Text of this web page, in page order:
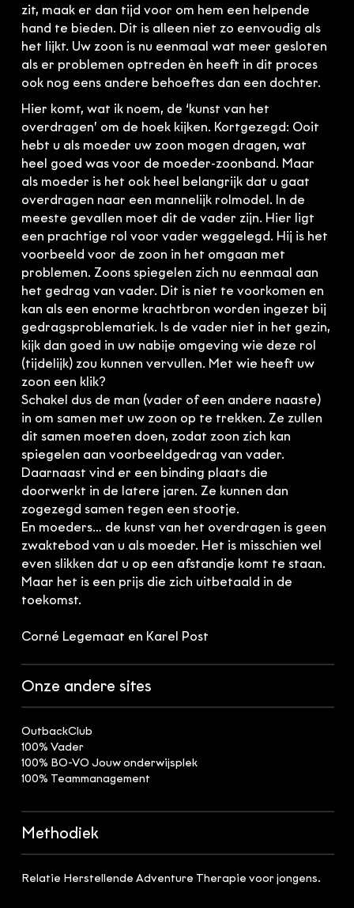
zit, maak er dan tijd voor om hem een helpende
hand te bieden. Dit is alleen niet zo eenvoudig als
het lijkt. Uw zoon is nu eenmaal wat meer gesloten
als er problemen optreden èn heeft in dit proces
ook nog eens andere behoeftes dan een dochter.
Hier komt, wat ik noem, de ‘kunst van het
overdragen’ om de hoek kijken. Kortgezegd: Ooit
hebt u als moeder uw zoon mogen dragen, wat
heel goed was voor de moeder-zoonband. Maar
als moeder is het ook heel belangrijk dat u gaat
overdragen naar een mannelijk rolmodel. In de
meeste gevallen moet dit de vader zijn. Hier ligt
een prachtige rol voor vader weggelegd. Hij is het
voorbeeld voor de zoon in het omgaan met
problemen. Zoons spiegelen zich nu eenmaal aan
het gedrag van vader. Dit is niet te voorkomen en
kan als een enorme krachtbron worden ingezet bij
gedragsproblematiek. Is de vader niet in het gezin,
kijk dan goed in uw nabije omgeving wie deze rol
(tijdelijk) zou kunnen vervullen. Met wie heeft uw
zoon een klik?
Schakel dus de man (vader of een andere naaste)
in om samen met uw zoon op te trekken. Ze zullen
dit samen moeten doen, zodat zoon zich kan
spiegelen aan voorbeeldgedrag van vader.
Daarnaast vind er een binding plaats die
doorwerkt in de latere jaren. Ze kunnen dan
zogezegd samen tegen een stootje.
En moeders… de kunst van het overdragen is geen
zwaktebod van u als moeder. Het is misschien wel
even slikken dat u op een afstandje komt te staan.
Maar het is een prijs die zich uitbetaald in de
toekomst.
Corné Legemaat en Karel Post
Onze andere sites
OutbackClub
100% Vader
100% BO-VO Jouw onderwijsplek
100% Teammanagement
Methodiek
Relatie Herstellende Adventure Therapie voor jongens.